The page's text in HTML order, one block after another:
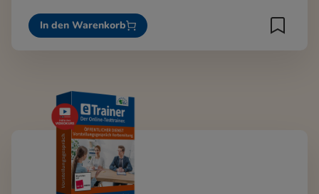
In den Warenkorb